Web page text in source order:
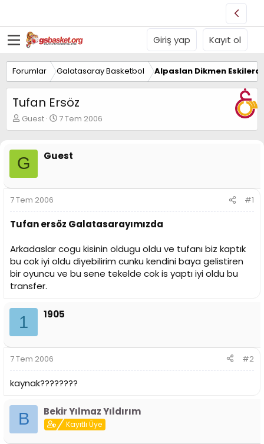
Giriş yap Kayıt ol
Forumlar Galatasaray Basketbol Alpaslan Dikmen
Tufan Ersöz
K
o
u
y
u
B
a
ş
l
a
a
n
Guest
B
a
a
ı
t
a
i
h
i
7 Tem 2006
G Guest
7 Tem 2006 #1
Tufan ersöz Galatasarayımızda
Arkadaslar cogu kisinin oldugu oldu ve tufanı biz kaptık
bu cok iyi oldu diyebilirim cunku kendini baya gelistiren
bir oyuncu ve bu sene tekelde cok is yaptı iyi oldu bu
transfer.
1 1905
7 Tem 2006 #2
kaynak????????
B Bekir Yılmaz Yıldırım
Kayıtlı Üye